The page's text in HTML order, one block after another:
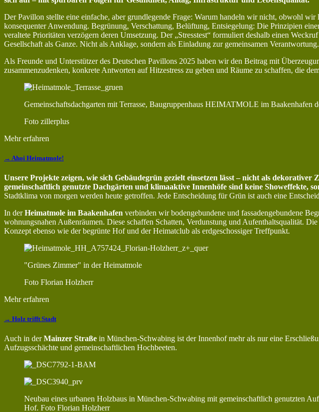
Der Pavillon stellte eine einfache, aber grundlegende Frage: Warum handeln wir nicht, obwohl
konsequenter Anwendung. Begrünung, Verschattung, Belüftung, Entsiegelung: Die Prinzipien
veraltete Prioritäten verzögern deren Umsetzung. Der „Stresstest“ formuliert deshalb einen
Gesellschaft als Ganze. Nicht als Anklage, sondern als Einladung zur gemeinsamen
Als Freunde und Unterstützer des Deutschen Pavillons 2025 haben wir den Beitrag mit
zusammenzudenken, konkrete Antworten auf Hitzestress zu geben und Räume zu schaffen, die
Gemeinschaftsdachgarten mit Terrasse, Baugruppenhaus HEIMATMOLE im Baakenhafen
Foto zillerplus
Mehr erfahren
→ Ahoi Heimatmole!
Unsere Projekte zeigen, wie sich Gebäudegrün gezielt einsetzen lässt – nicht als
gemeinschaftlich genutzte Dachgärten und klimaaktive Innenhöfe sind keine Showeffekte,
Stadtklima von morgen werden heute getroffen. Jede Entscheidung für Grün ist auch eine
In derHeimatmole im Baakenhafen verbinden wir bodengebundene und fassadengebundene
wohnungsnahen Außenräumen. Diese schaffen Schatten, Verdunstung und Aufenthaltsqualität.
Konzept ebenso wie der begrünte Hof und der Heimatclub als erdgeschossiger Treffpunkt.
"Grünes Zimmer" in der Heimatmole
Foto Florian Holzherr
Mehr erfahren
→ Holz trifft Stadt
Auch in derMainzer Straße in München-Schwabing ist der Innenhof mehr als nur eine
Aufzugsschächte und gemeinschaftlichen Hochbeeten.
Neubau eines urbanen Holzbaus in München-Schwabing mit gemeinschaftlich genutzten
Hof. Foto Florian Holzherr